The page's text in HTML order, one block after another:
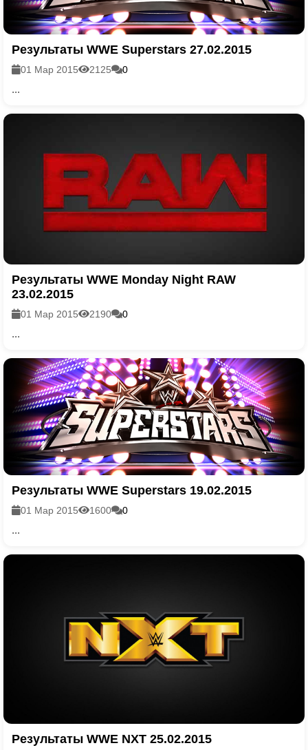
Результаты WWE Superstars 27.02.2015
01 Мар 2015 2125 0
...
Результаты WWE Monday Night RAW
23.02.2015
01 Мар 2015 2190 0
...
Результаты WWE Superstars 19.02.2015
01 Мар 2015 1600 0
...
Результаты WWE NXT 25.02.2015